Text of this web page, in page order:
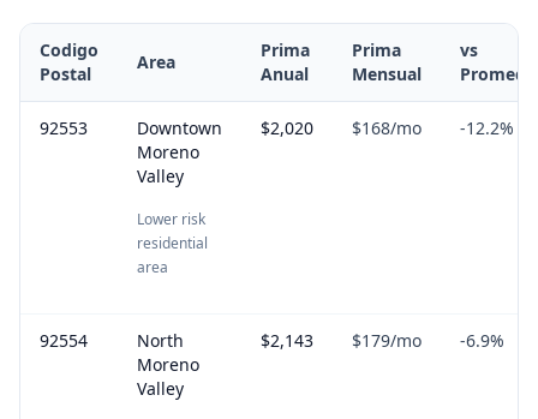
Codigo
Postal
Area
Prima
Anual
Prima
Mensual
vs
92553
Downtown
Moreno
Valley
Lower risk
residential
area
$2,020 $168/mo -12.2%
92554
North
Moreno
Valley
$2,143 $179/mo -6.9%